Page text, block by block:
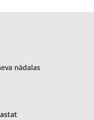
nädalas